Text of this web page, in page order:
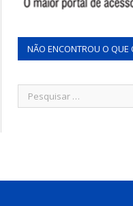
NÃO ENCONTROU O QUE